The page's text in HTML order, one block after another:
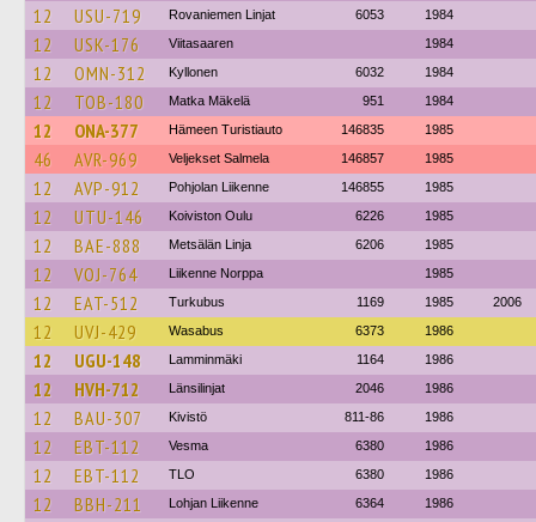
12 USU-719 Rovaniemen Linjat 6053 1984
12 USK-176 Viitasaaren 1984
12 OMN-312 Kyllonen 6032 1984
12 TOB-180 Matka Mäkelä 951 1984
12 ONA-377 Hämeen Turistiauto 146835 1985
46 AVR-969 Veljekset Salmela 146857 1985
12 AVP-912 Pohjolan Liikenne 146855 1985
12 UTU-146 Koiviston Oulu 6226 1985
12 BAE-888 Metsälän Linja 6206 1985
12 VOJ-764 Liikenne Norppa 1985
12 EAT-512 Turkubus 1169 1985 2006
12 UVJ-429 Wasabus 6373 1986
12 UGU-148 Lamminmäki 1164 1986
12 HVH-712 Länsilinjat 2046 1986
12 BAU-307 Kivistö 811-86 1986
12 EBT-112 Vesma 6380 1986
12 EBT-112 TLO 6380 1986
12 BBH-211 Lohjan Liikenne 6364 1986